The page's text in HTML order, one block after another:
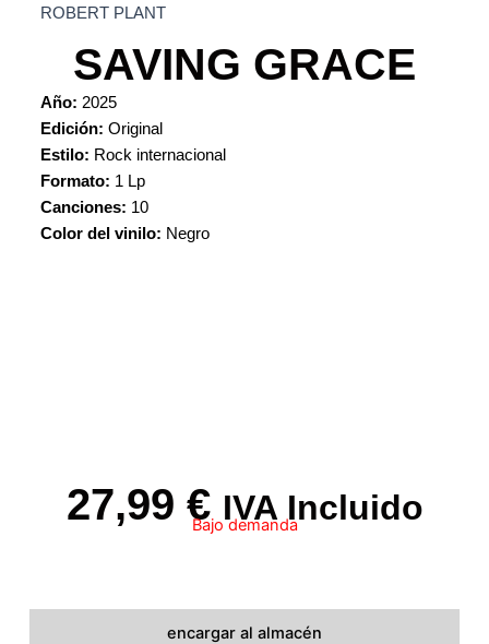
encargar al almacén
ROBERT PLANT
SAVING GRACE
Año: 2025
Edición: Original
Estilo: Rock internacional
Formato: 1 Lp
Canciones: 10
Color del vinilo: Negro
27,99 € IVA Incluido
Bajo demanda